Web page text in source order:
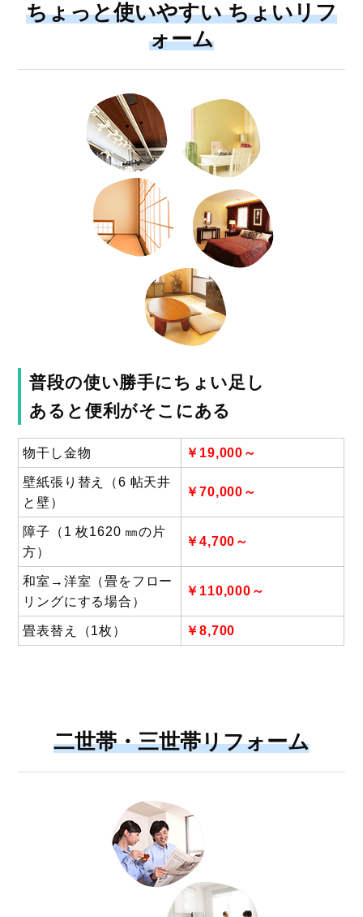
ちょっと使いやすい ちょいリフ
ォーム
普段の使い勝手にちょい足し
あると便利がそこにある
物干し金物 ￥19,000～
壁紙張り替え（6 帖天井
と壁）
￥70,000～
障子（1 枚1620 ㎜の片
方）
￥4,700～
和室→洋室（畳をフロー
リングにする場合）
￥110,000～
畳表替え（1枚） ￥8,700
二世帯・三世帯リフォーム